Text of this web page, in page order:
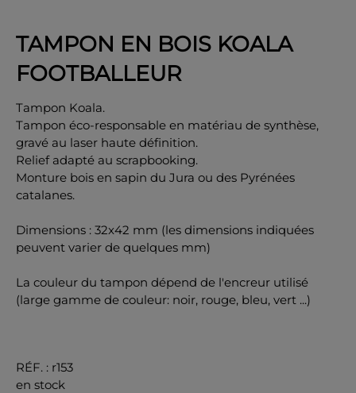
TAMPON EN BOIS KOALA
FOOTBALLEUR
Tampon Koala.
Tampon éco-responsable en matériau de synthèse,
gravé au laser haute définition.
Relief adapté au scrapbooking.
Monture bois en sapin du Jura ou des Pyrénées
catalanes.
Dimensions : 32x42 mm (les dimensions indiquées
peuvent varier de quelques mm)
La couleur du tampon dépend de l'encreur utilisé
(large gamme de couleur: noir, rouge, bleu, vert ...)
RÉF. : r153
en stock